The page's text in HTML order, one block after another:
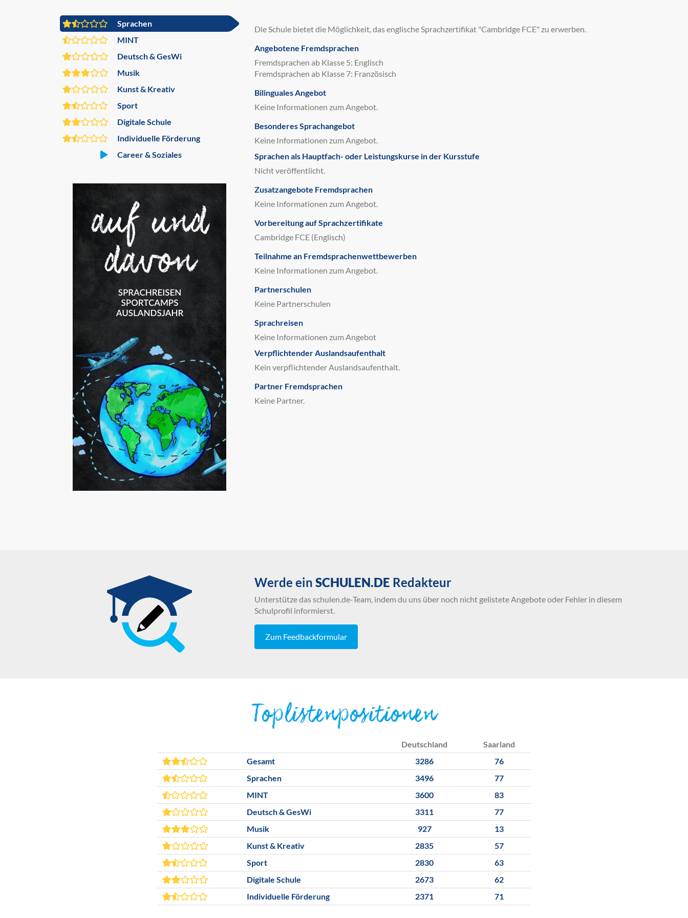
Sprachen
MINT
Deutsch & GesWi
Musik
Kunst & Kreativ
Sport
Digitale Schule
Individuelle Förderung
Career & Soziales
Die Schule bietet die Möglichkeit, das englische Sprachzertifikat "Cambridge FCE" zu erwerben.
Angebotene Fremdsprachen
Fremdsprachen ab Klasse 5: Englisch
Fremdsprachen ab Klasse 7: Französisch
Bilinguales Angebot
Keine Informationen zum Angebot.
Besonderes Sprachangebot
Keine Informationen zum Angebot.
Sprachen als Hauptfach- oder Leistungskurse in der Kursstufe
Nicht veröffentlicht.
Zusatzangebote Fremdsprachen
Keine Informationen zum Angebot.
Vorbereitung auf Sprachzertifikate
Cambridge FCE (Englisch)
Teilnahme an Fremdsprachenwettbewerben
Keine Informationen zum Angebot.
Partnerschulen
Keine Partnerschulen
Sprachreisen
Keine Informationen zum Angebot
Verpflichtender Auslandsaufenthalt
Kein verpflichtender Auslandsaufenthalt.
Partner Fremdsprachen
Keine Partner.
Werde ein SCHULEN.DE Redakteur
Unterstütze das schulen.de-Team, indem du uns über noch nicht gelistete Angebote oder Fehler in diesem
Schulprofil informierst.
Zum Feedbackformular
Toplistenpositionen
Deutschland
Saarland
Gesamt
3286
76
Sprachen
3496
77
MINT
3600
83
Deutsch & GesWi
3311
77
Musik
927
13
Kunst & Kreativ
2835
57
Sport
2830
63
Digitale Schule
2673
62
Individuelle Förderung
2371 71